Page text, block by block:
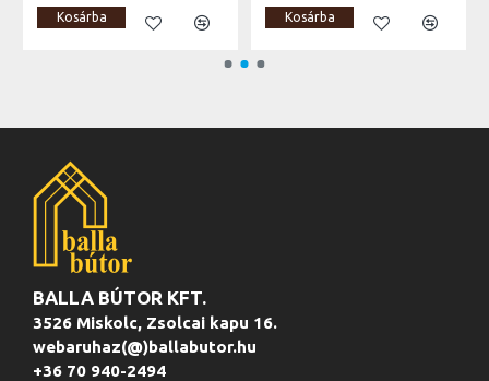
Kosárba Kosárba
BALLA BÚTOR KFT.
3526 Miskolc, Zsolcai kapu 16.
webaruhaz(@)ballabutor.hu
+36 70 940-2494